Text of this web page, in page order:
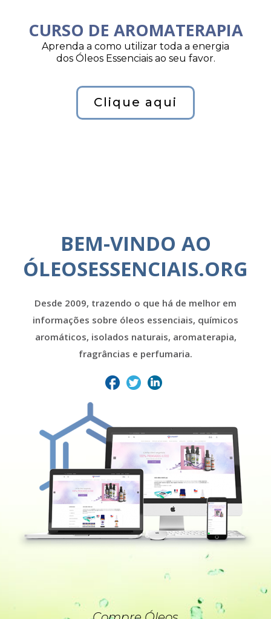
CURSO DE AROMATERAPIA
Aprenda a como utilizar toda a energia
dos Óleos Essenciais ao seu favor.
Clique aqui
BEM-VINDO AO
ÓLEOSESSENCIAIS.ORG
Desde 2009, trazendo o que há de melhor em
informações sobre óleos essenciais, químicos
aromáticos, isolados naturais, aromaterapia,
fragrâncias e perfumaria.